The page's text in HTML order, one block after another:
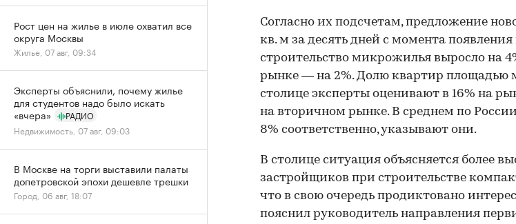
Согласно их подсчетам, предложение
кв. м за десять дней с момента появления
строительство микрожилья выросло на
рынке — на 2%. Долю квартир площадью
столице эксперты оценивают в 16% на
на вторичном рынке. В среднем по
8% соответственно, указывают они.
В столице ситуация объясняется более
застройщиков при строительстве
что в свою очередь продиктовано
пояснил руководитель направления
Рост цен на жилье в июле охватил все
округа Москвы
Жилье, 07 авг, 09:34
Эксперты объяснили, почему жилье
для студентов надо было искать
«вчера»
РАДИО
Недвижимость, 07 авг, 09:03
В Москве на торги выставили палаты
допетровской эпохи дешевле трешки
Город, 06 авг, 18:07